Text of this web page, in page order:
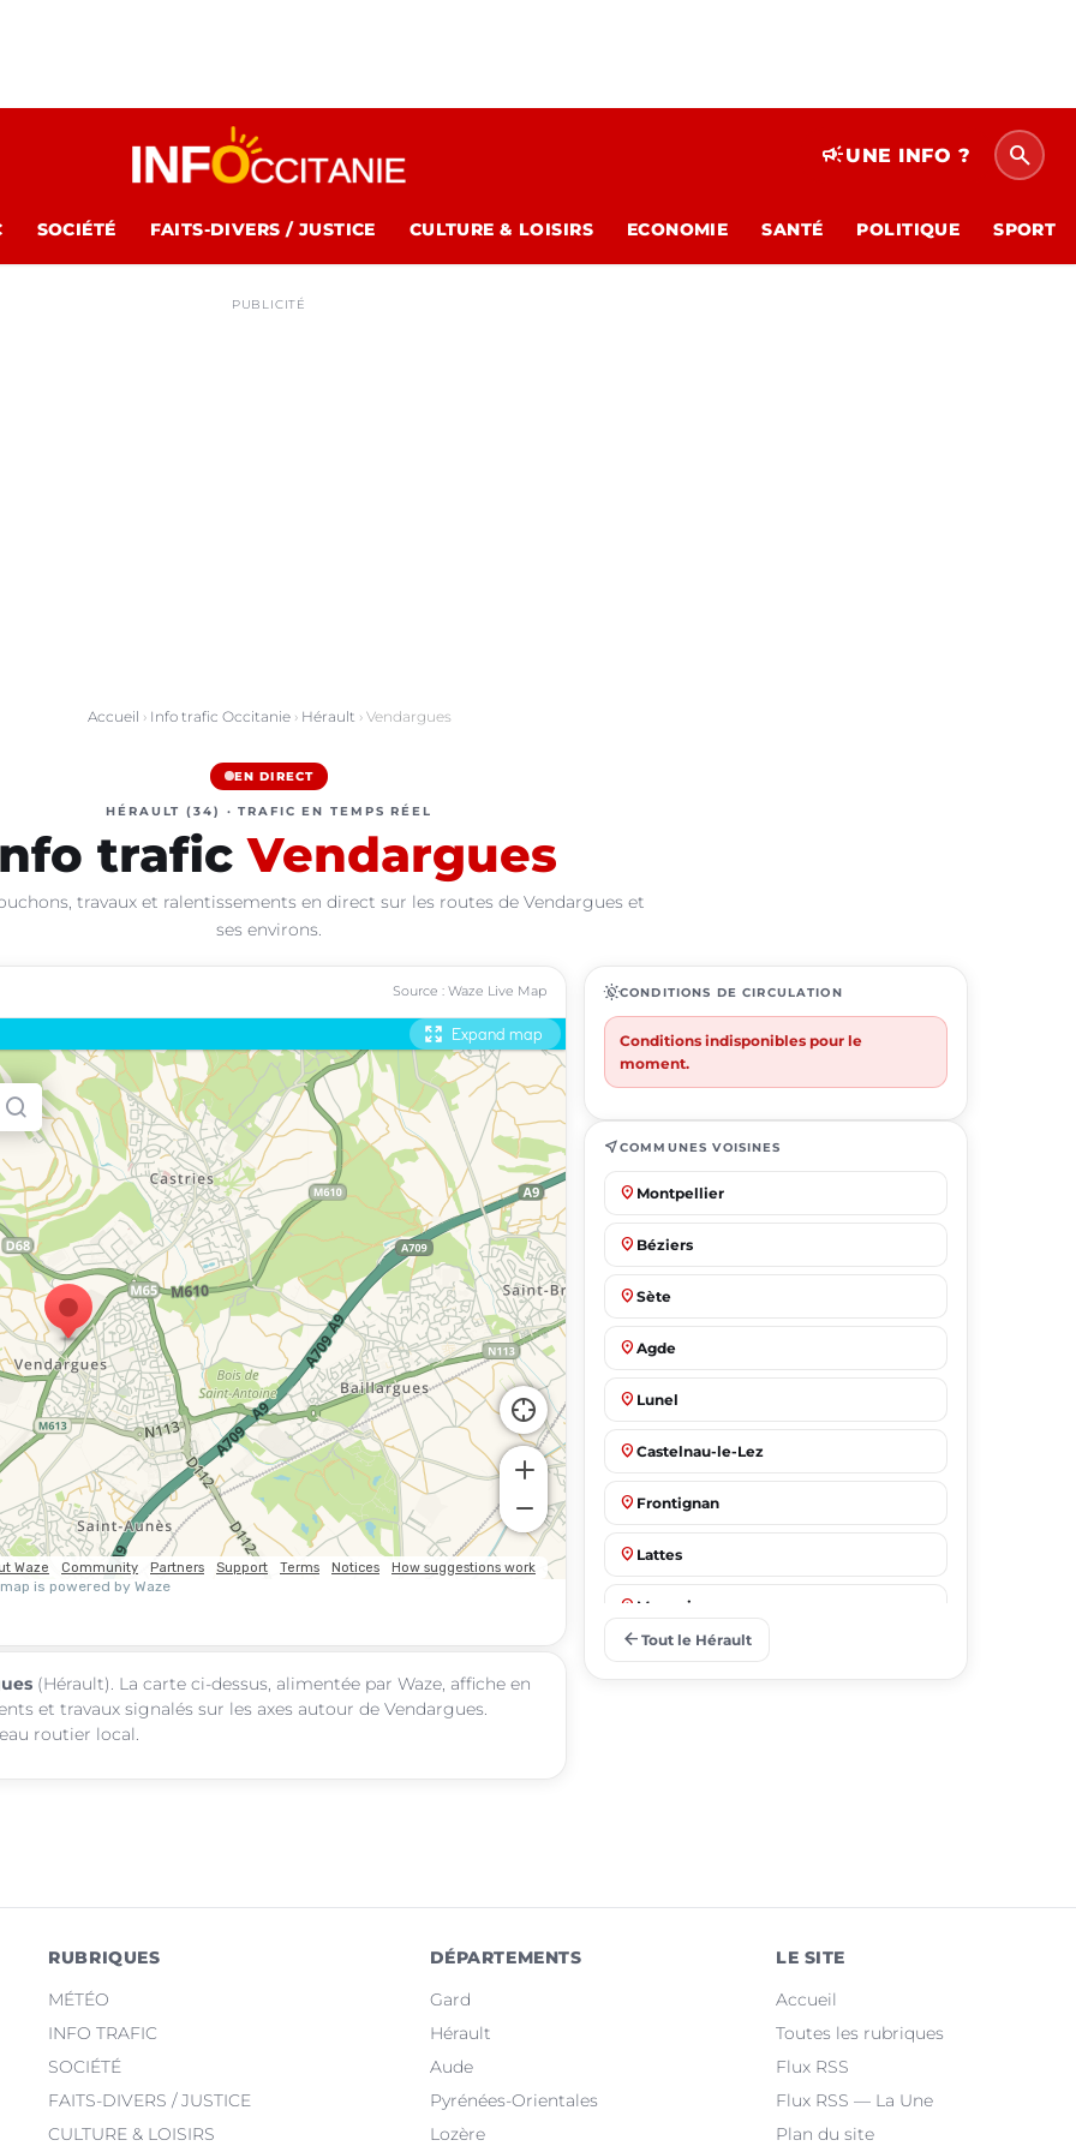
campaignUNE INFO ? search
SOCIÉTÉ FAITS-DIVERS / JUSTICE CULTURE & LOISIRS ECONOMIE SANTÉ POLITIQUE SPORT
PUBLICITÉ
Accueil › Info trafic Occitanie› Hérault › Vendargues
EN DIRECT
HÉRAULT (34) · TRAFIC EN TEMPS RÉEL
traficVendargues
travaux et ralentissements en direct sur les routes de Vendargues et
ses environs.
Source : Waze Live Map
(Hérault). La carte ci-dessus, alimentée par Waze, affiche en
et travaux signalés sur les axes autour de Vendargues.
routier local.
routineCONDITIONS DE CIRCULATION
Conditions indisponibles pour le
moment.
near_meCOMMUNES VOISINES
place Montpellier
place Béziers
place Sète
place Agde
place Lunel
place Castelnau-le-Lez
place Frontignan
place Lattes
place Mauguio
Clermont-l'Hérault
arrow_back Tout le Hérault
RUBRIQUES
MÉTÉO
INFO TRAFIC
SOCIÉTÉ
FAITS-DIVERS / JUSTICE
CULTURE & LOISIRS
DÉPARTEMENTS
Gard
Hérault
Aude
Pyrénées-Orientales
Lozère
LE SITE
Accueil
Toutes les rubriques
Flux RSS
Flux RSS — La Une
Plan du site